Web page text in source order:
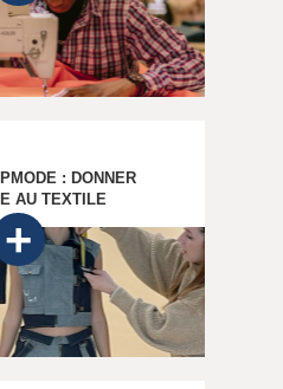
: DONNER
AU TEXTILE